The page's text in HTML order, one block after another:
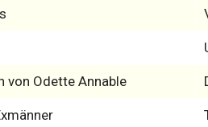
von Odette Annable